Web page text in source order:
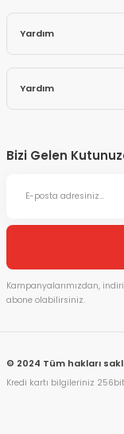
Yardım
Yardım
Bizi Gelen
Kampanyalarımızdan,
abone olabilirsiniz.
© 2024 Tüm hakları
Kredi kartı bilgileriniz 256bit